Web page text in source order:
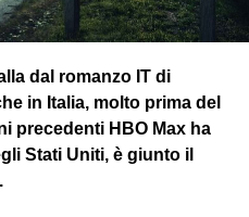
informazioni televisive
senza esseretrasparenti
è sul referendum
se n’è parlato apertamente
competenti sui social,
ilsilenzioe solo lo
dal romanzo IT di
in Italia, molto prima del
precedenti HBO Max ha
Stati Uniti, è giunto il